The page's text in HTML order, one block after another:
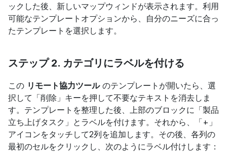
ックした後、新しいマップウィンドが表示されます。利用
可能なテンプレートオプションから、自分のニーズに合っ
たテンプレートを選択します。
ステップ 2. カテゴリにラベルを付ける
この リモート協力ツール のテンプレートが開いたら、選
択して「削除」キーを押して不要なテキストを消去しま
す。テンプレートを整理した後、上部のブロックに「製品
立ち上げタスク」とラベルを付けます。それから、「+」
アイコンをタッチして2列を追加します。その後、各列の
最初のセルをクリックし、次のようにラベル付けします：